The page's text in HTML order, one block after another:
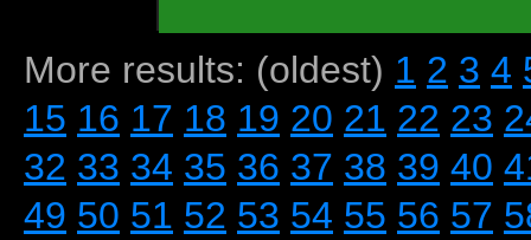
More results: (oldest) 1 2 3 4
15 16 17 18 19 20 21 22 23
32 33 34 35 36 37 38 39 40
49 50 51 52 53 54 55 56 57